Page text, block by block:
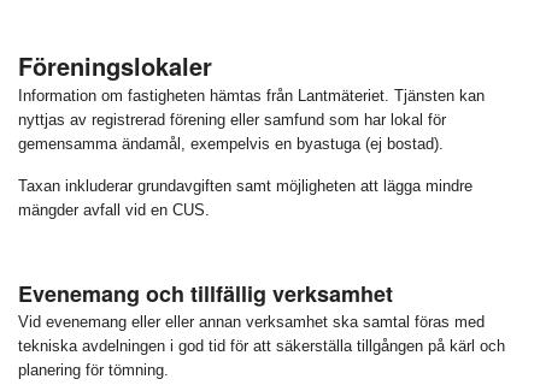
Föreningslokaler
Information om fastigheten hämtas från Lantmäteriet. Tjänsten kan
nyttjas av registrerad förening eller samfund som har lokal för
gemensamma ändamål, exempelvis en byastuga (ej bostad).
Taxan inkluderar grundavgiften samt möjligheten att lägga mindre
mängder avfall vid en CUS.
Evenemang och tillfällig verksamhet
Vid evenemang eller eller annan verksamhet ska samtal föras med
tekniska avdelningen i god tid för att säkerställa tillgången på kärl och
planering för tömning.